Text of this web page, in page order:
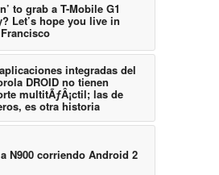
to grab a T-Mobile G1
Let’s hope you live in
integradas del
DROID no tienen
multitÃƒÂ¡ctil; las de
es otra historia
N900 corriendo Android 2